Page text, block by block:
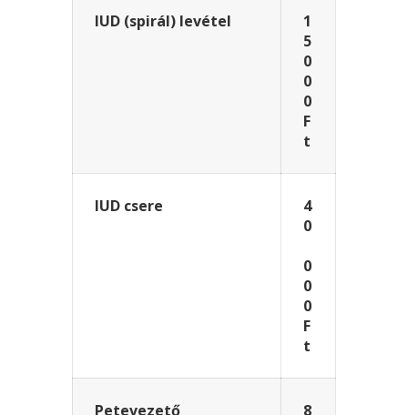
IUD (spirál) levétel
1
5
0
0
0
F
t
IUD csere
4
0
0
0
0
F
t
Petevezető
8